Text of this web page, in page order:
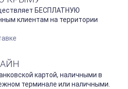
БЕСПЛАТНУЮ
клиентам на территории
картой, наличными в
терминале или наличными.